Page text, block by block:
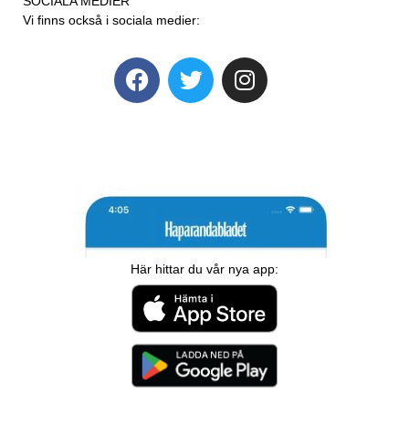
Vi finns också i sociala medier:
Här hittar du vår nya app: